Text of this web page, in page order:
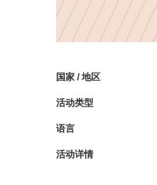
国家 / 地区
活动类型
语言
活动详情